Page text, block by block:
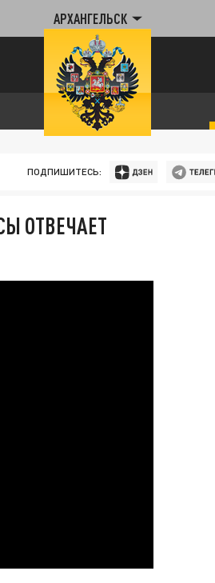
АРХАНГЕЛЬСК
ПОДПИШИТЕСЬ:
ОТВЕЧАЕТ